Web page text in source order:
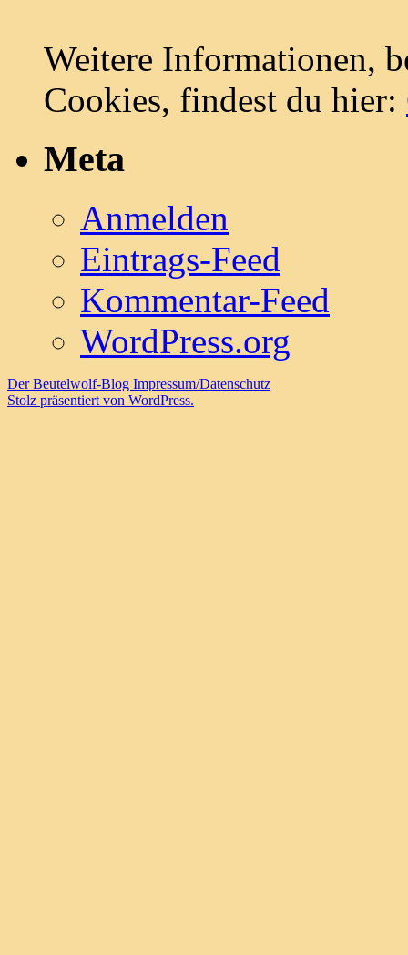
Weitere Informationen,
Cookies, findest du hier:
Meta
Anmelden
Eintrags-Feed
Kommentar-Feed
WordPress.org
Der Beutelwolf-Blog Impressum/Datenschutz
Stolz präsentiert von WordPress.